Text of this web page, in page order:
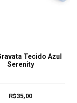
Tecido Azul
Serenity
R$35,00